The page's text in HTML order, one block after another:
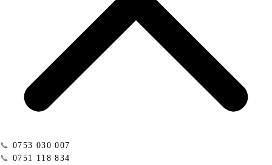
📞 0753 030 007
📞 0751 118 834